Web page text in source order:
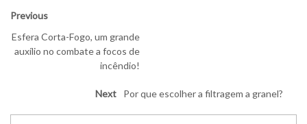
Previous
Esfera Corta-Fogo, um grande
auxílio no combate a focos de
incêndio!
Next Por que escolher a filtragem a granel?